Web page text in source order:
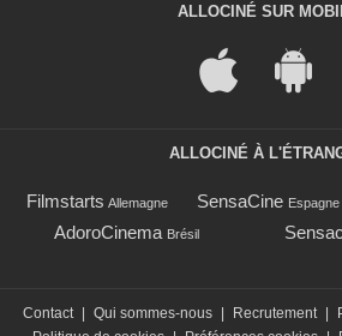
ALLOCINÉ SUR
ALLOCINÉ À
Filmstarts Allemagne SensaCine Espagne
AdoroCinema Brésil
Contact Qui sommes-nous Recrutement